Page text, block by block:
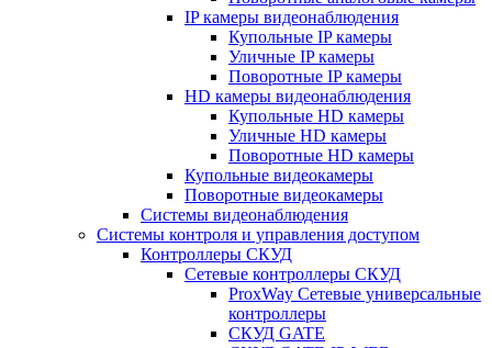
IP камеры видеонаблюдения
Купольные IP камеры
Уличные IP камеры
Поворотные IP камеры
HD камеры видеонаблюдения
Купольные HD камеры
Уличные HD камеры
Поворотные HD камеры
Купольные видеокамеры
Поворотные видеокамеры
Системы видеонаблюдения
Системы контроля и управления доступом
Контроллеры СКУД
Сетевые контроллеры СКУД
ProxWay Сетевые универсальные
контроллеры
СКУД GATE